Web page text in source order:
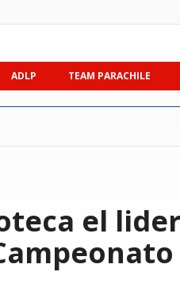
ADLP TEAM PARACHILE
el